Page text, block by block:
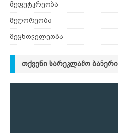
მეფუტკრეობა
მეღორეობა
მეცხოველეობა
ᲗᲥᲕᲔᲜᲘ ᲡᲐᲠᲔᲙᲚᲐᲛᲝ ᲑᲐᲜᲔᲠᲘ